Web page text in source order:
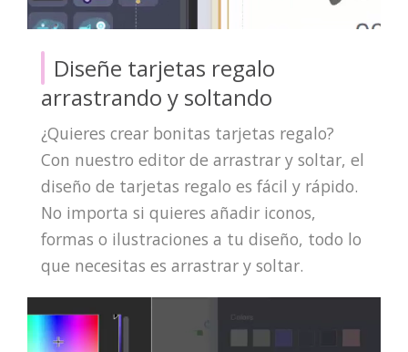
Diseñe tarjetas regalo
arrastrando y soltando
¿Quieres crear bonitas tarjetas regalo?
Con nuestro editor de arrastrar y soltar, el
diseño de tarjetas regalo es fácil y rápido.
No importa si quieres añadir iconos,
formas o ilustraciones a tu diseño, todo lo
que necesitas es arrastrar y soltar.